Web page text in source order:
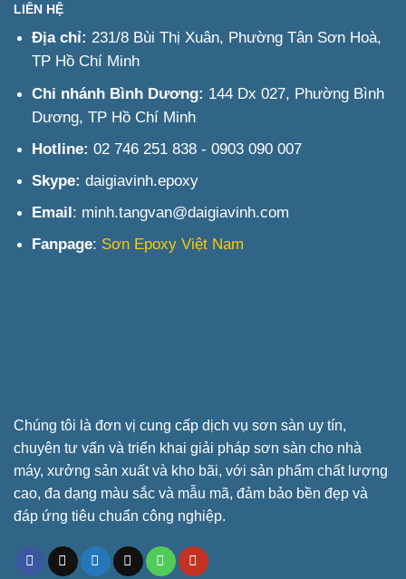
An
năm
Chúng tôi là đơn vị cung cấp dịch vụ sơn sàn uy tín,
chuyên tư vấn và triển khai giải pháp sơn sàn cho nhà
máy, xưởng sản xuất và kho bãi, với sản phẩm chất lượng
cao, đa dạng màu sắc và mẫu mã, đảm bảo bền đẹp và
đáp ứng tiêu chuẩn công nghiệp.
LIÊN HỆ
Địa chỉ: 231/8 Bùi Thị Xuân, Phường Tân Sơn Hoà,
TP Hồ Chí Minh
Chi nhánh Bình Dương: 144 Dx 027, Phường Bình
Dương, TP Hồ Chí Minh
Hotline: 02 746 251 838 - 0903 090 007
Skype: daigiavinh.epoxy
Email: minh.tangvan@daigiavinh.com
Fanpage: Sơn Epoxy Việt Nam